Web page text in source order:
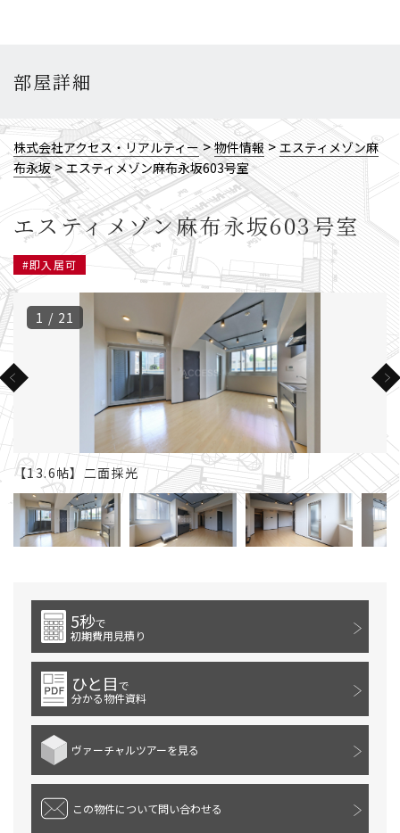
部屋詳細
株式会社アクセス・リアルティー>物件情報 > エスティメゾン麻
布永坂>エスティメゾン麻布永坂603号室
エスティメゾン麻布永坂603号室
#即入居可
1 / 21
【13.6帖】二面採光
5秒で
初期費用見積り
ひと目で
分かる物件資料
ヴァーチャルツアーを見る
この物件について問い合わせる